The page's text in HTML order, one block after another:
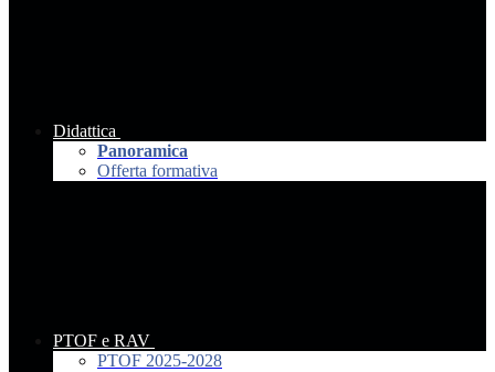
Didattica
Panoramica
Offerta formativa
PTOF e RAV
PTOF 2025-2028